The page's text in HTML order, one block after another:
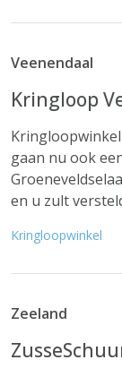
Veenendaal
Kringloop
gaan nu ook
en u zult
Kringloopwinkel
Zeeland